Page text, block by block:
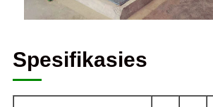
Spesifikasies